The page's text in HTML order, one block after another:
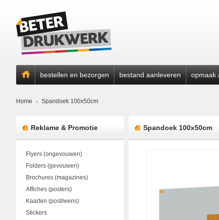
bestellen en bezorgen bestand aanleveren opmaak
Home Spandoek 100x50cm
Reklame & Promotie
Flyers (ongevouwen)
Folders (gevouwen)
Brochures (magazines)
Affiches (posters)
Kaarten (post/wens)
Stickers
Spandoek 100x50cm